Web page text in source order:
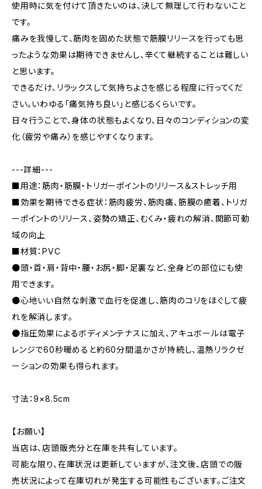
使用時に気を付けて頂きたいのは、決して無理して行わないこと
です。
痛みを我慢して、筋肉を固めた状態で筋膜リリースを行っても思
ったような効果は期待できませんし、辛くて継続することは難しい
と思います。
できるだけ、リラックスして気持ちよさを感じる程度に行ってくだ
さい。いわゆる「痛気持ち良い」と感じるくらいです。
日々行うことで、身体の状態もよくなり、日々のコンディションの変
化（疲労や痛み）を感じやすくなります。
---詳細---
■用途：筋肉・筋膜・トリガーポイントのリリース＆ストレッチ用
■効果を期待できる症状：筋肉疲労、筋肉痛、筋膜の癒着、トリガ
ーポイントのリリース、姿勢の矯正、むくみ・疲れの解消、関節可動
域の向上
■材質：PVC
●頭・首・肩・背中・腰・お尻・脚・足裏など、全身どの部位にも使
用できます。
●心地いい自然な刺激で血行を促進し、筋肉のコリをほぐして疲
れを解消します。
●指圧効果によるボディメンテナスに加え、アキュボールは電子
レンジで60秒暖めると約60分間温かさが持続し、温熱リラクゼ
ーションの効果も得られます。
寸法：9×8.5cm
【お願い】
当店は、店頭販売分と在庫を共有しています。
可能な限り、在庫状況は更新していますが、注文後、店頭での販
売状況によって在庫切れが発生する可能性もございます。ご注文